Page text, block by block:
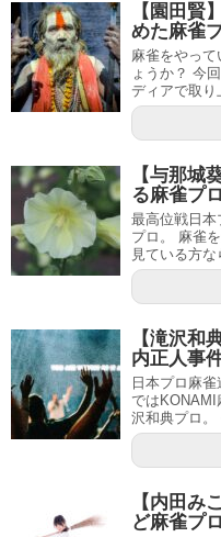
【園田賢
めた麻雀
麻雀をやっ
ょうか？ 今
ディアで取
【与那城
る麻雀プ
最高位戦日本
プロ。 麻雀
見ている方
【滝沢和
内正人事
日本プロ麻
ではKONAMI
沢和典プロ
【内田み
ど麻雀プ